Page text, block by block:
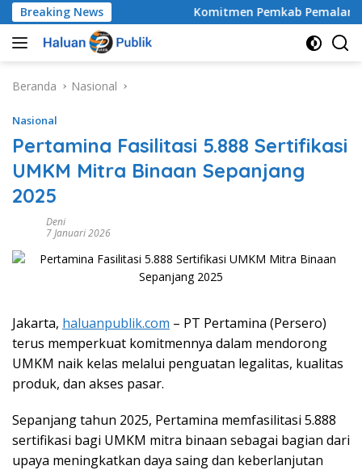
Langsung
ke
konten
Breaking News Komitmen Pemkab Pemalang
Beranda Nasional
Nasional
Pertamina Fasilitasi 5.888 Sertifikasi
UMKM Mitra Binaan Sepanjang
2025
Deni
7 Januari 2026
Jakarta, haluanpublik.com – PT Pertamina (Persero)
terus memperkuat komitmennya dalam mendorong
UMKM naik kelas melalui penguatan legalitas, kualitas
produk, dan akses pasar.
Sepanjang tahun 2025, Pertamina memfasilitasi 5.888
sertifikasi bagi UMKM mitra binaan sebagai bagian dari
upaya meningkatkan daya saing dan keberlanjutan